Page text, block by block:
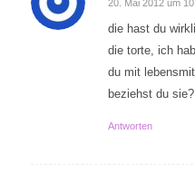
sagte:
20. Mai 2012 um
die hast du
die torte, ich
du mit
beziehst du
Antworten